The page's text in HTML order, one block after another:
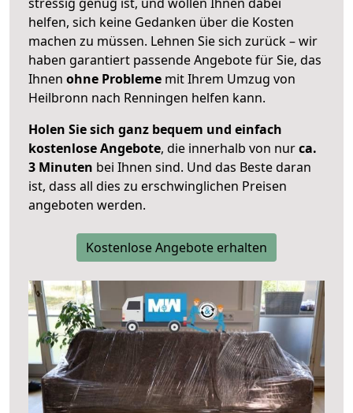
helfen, sich keine Gedanken über die Kosten
machen zu müssen. Lehnen Sie sich zurück – wir
haben garantiert passende Angebote für Sie, das
Ihnen ohne Probleme mit Ihrem Umzug von
Heilbronn nach Renningen helfen kann.
Holen Sie sich ganz bequem und einfach
kostenlose Angebote, die innerhalb von nurca.
3 Minuten bei Ihnen sind. Und das Beste daran
ist, dass all dies zu erschwinglichen Preisen
angeboten werden.
Kostenlose Angebote erhalten